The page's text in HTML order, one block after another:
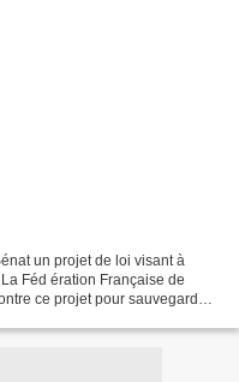
un projet de loi visant à
Féd ération Française de
ce projet pour sauvegarder